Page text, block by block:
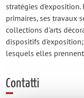
stratégies d'exposition.
primaires, ses travaux
collections d'arts
dispositifs
lesquels elles
Contatti